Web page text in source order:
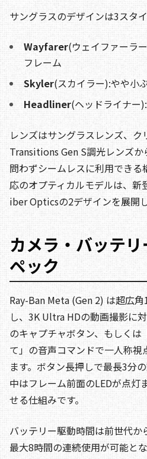
サングラスのデザインは3スタイ
Wayfarer(ウェイファーラ
フレーム
Skyler(スカイラー):やや小
Headliner(ヘッドライナー
レンズはサングラスレンズ、ク
Transitions Gen S調光レンズ
問わずシームレスに利用できる
応のオプティカルモデルは、
iber Opticsの2デザインを展開し
カメラ・バッテ
ペック
Ray-Ban Meta (Gen 2) は超広
し、3K Ultra HDの動画撮影に
のキャプチャボタン、もしくは
て」の音声コマンドで一人称視
ます。ボタン長押しで最長3分
中はフレーム前面のLEDが点灯
せる仕組みです。
バッテリー駆動時間は前世代
最大8時間の連続使用が可能と